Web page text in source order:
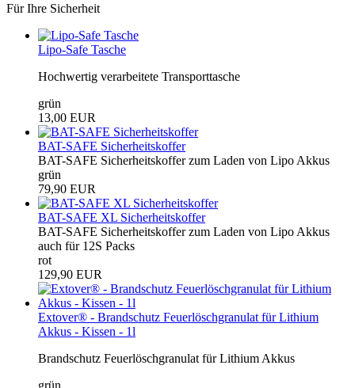
Für Ihre Sicherheit
Lipo-Safe Tasche
Hochwertig verarbeitete Transporttasche
grün
13,00 EUR
BAT-SAFE Sicherheitskoffer
BAT-SAFE Sicherheitskoffer zum Laden von Lipo Akkus
grün
79,90 EUR
BAT-SAFE XL Sicherheitskoffer
BAT-SAFE Sicherheitskoffer zum Laden von Lipo Akkus
auch für 12S Packs
rot
129,90 EUR
Extover® - Brandschutz Feuerlöschgranulat für Lithium
Akkus - Kissen - 1l
Brandschutz Feuerlöschgranulat für Lithium Akkus
grün